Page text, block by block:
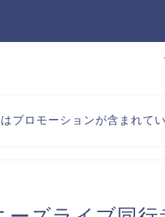
プロモーションが含まれて